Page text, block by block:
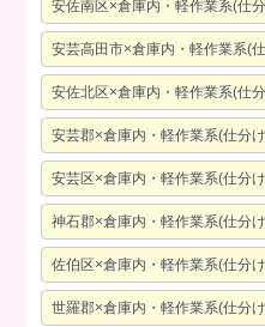
安佐南区×倉庫内・軽作業系(仕
安芸高田市×倉庫内・軽作業系(
安佐北区×倉庫内・軽作業系(仕
安芸郡×倉庫内・軽作業系(仕分
安芸区×倉庫内・軽作業系(仕分
神石郡×倉庫内・軽作業系(仕分
佐伯区×倉庫内・軽作業系(仕分
世羅郡×倉庫内・軽作業系(仕分